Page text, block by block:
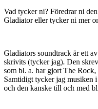
Vad tycker ni? Föredrar ni
Gladiator eller tycker ni mer
Gladiators soundtrack är ett
skrivits (tycker jag). Den
som bl. a. har gjort The
Samtidigt tycker jag musiken
och den kanske till och med